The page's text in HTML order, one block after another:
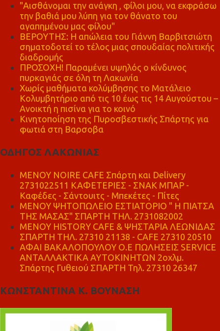
"Αισθάνομαι την ανάγκη , φίλοι μου, να εκφράσω
την βαθιά μου λύπη για τον θάνατο του
αγαπημένου μας φίλου"
ΒΕΡΟΥΤΗΣ: Η απώλεια του Γιάννη Βαρβιτσιώτη
σηματοδοτεί το τέλος μιας σπουδαίας πολιτικής
διαδρομής
ΠΡΟΣΟΧΗ! Παραμένει υψηλός ο κίνδυνος
πυρκαγιάς σε όλη τη Λακωνία
Χωρίς μαθήματα κολύμβησης το Ματάλειο
Κολυμβητήριο από τις 10 έως τις 14 Αυγούστου –
Ανοικτή η πισίνα για το κοινό
Κινητοποίηση της Πυροσβεστικής Σπάρτης για
φωτιά στη Βαρσοβα
ΟΔΗΓΟΣ ΛΑΚΩΝΙΑΣ
MENOY NOIRE CAFE Σπάρτη και Delivery
2731022511 ΚΑΦΕΤΕΡΙΕΣ - ΣΝΑΚ ΜΠΑΡ -
Καφέδες - Σάντουιτς - Μπεκέτες - Πίτες
ΜΕΝΟΥ ΨΗΤΟΠΩΛΕΙΟ ΕΣΤΙΑΤΟΡΙΟ " Η ΠΙΑΤΣΑ
ΤΗΣ ΜΑΣΑΣ" ΣΠΑΡΤΗ ΤΗΛ. 2731082002
ΜΕΝΟΥ HISTORY CAFE & ΨΗΣΤΑΡΙΑ ΛΕΩΝΙΔΑΣ
ΣΠΑΡΤΗ ΤΗΛ. 27310 21138 - CAFE 27310 20510
ΑΦΑΙ ΒΑΚΑΛΟΠΟΥΛΟΥ Ο.Ε ΠΩΛΗΣΕΙΣ SERVICE
ΑΝΤΑΛΛΑΚΤΙΚΑ ΑΥΤΟΚΙΝΗΤΩΝ 2οχλμ.
Σπάρτης Γυθειού ΣΠΑΡΤΗ Τηλ. 27310 26347
ΚΩΝΣΤΑΝΤΙΝΑ Κ. ΒΟΥΝΑΣΗ